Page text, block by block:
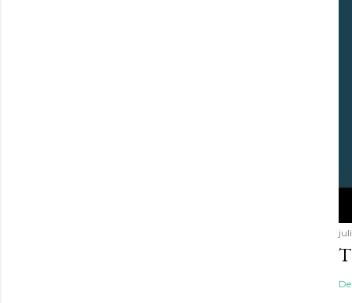
Del